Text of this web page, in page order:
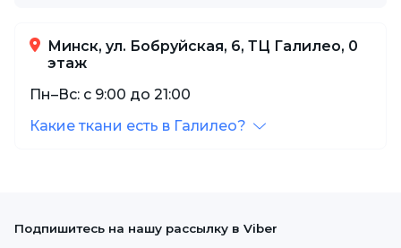
Минск, ул. Бобруйская, 6, ТЦ Галилео, 0
этаж
Пн–Вс: с 9:00 до 21:00
Какие ткани есть в Галилео?
Подпишитесь на нашу рассылку в Viber